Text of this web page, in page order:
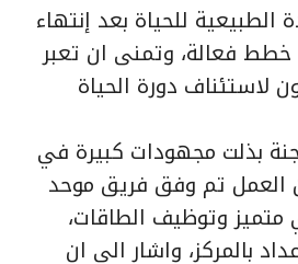
للحياة بعد إنتهاء
فعالة، وتمنى ان تعبر
لاستئناف دورة الحياة
بذلت مجهودات كبيرة في
العمل تم وفق فريق موحد
وتوظيف الطاقات،
بالمركز، واشار الى ان